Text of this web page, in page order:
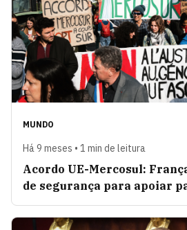
MUNDO
Há 9 meses • 1 min de leitura
Acordo UE-Mercosul:
de segurança para apoiar